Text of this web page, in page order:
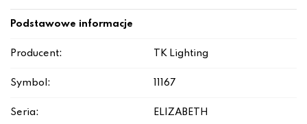
Podstawowe informacje
Producent: TK Lighting
Symbol: 11167
Seria: ELIZABETH